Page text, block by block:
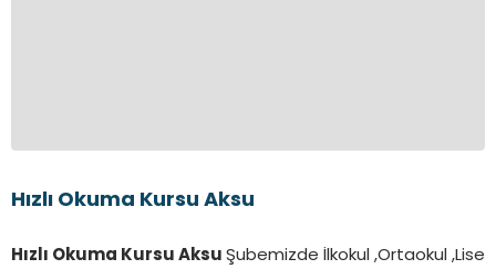
Hızlı Okuma Kursu Aksu
Hızlı Okuma Kursu Aksu Şubemizde İlkokul ,Ortaokul ,Lise